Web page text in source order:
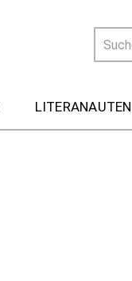
LITERANAUTEN